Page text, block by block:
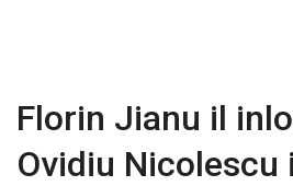
Florin Jianu il
Ovidiu